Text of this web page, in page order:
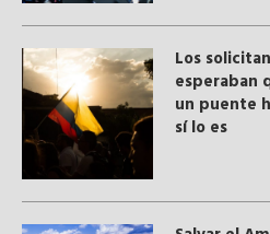
Los
esperaban
un puente
sí lo es